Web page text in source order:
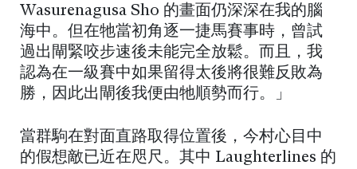
Wasurenagusa Sho 的畫面仍深深在我的腦
海中。但在牠當初角逐一捷馬賽事時，曾試
過出閘緊咬步速後未能完全放鬆。而且，我
認為在一級賽中如果留得太後將很難反敗為
勝，因此出閘後我便由牠順勢而行。」
當群駒在對面直路取得位置後，今村心目中
的假想敵已近在咫尺。其中 Laughterlines 的